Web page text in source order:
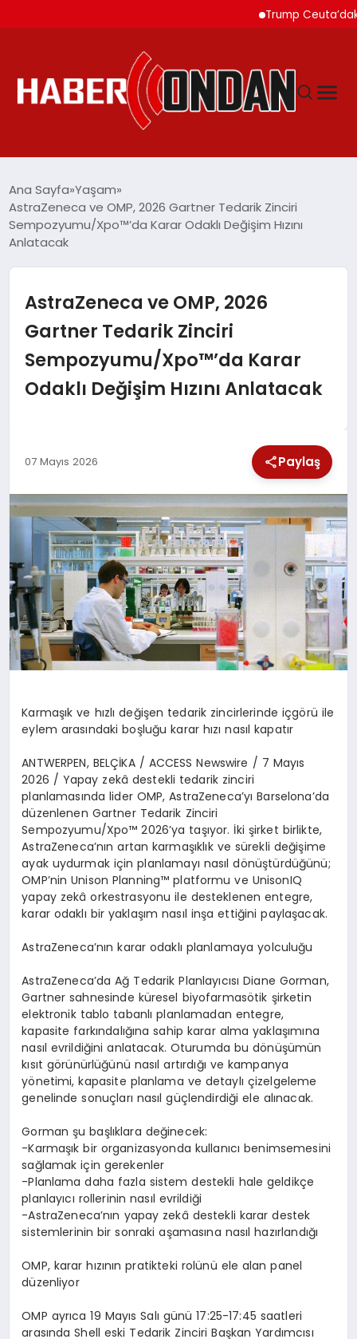
Trump Ceuta’daki
SIYASET
EKONOMI
SPOR
YAŞAM
Ana Sayfa Yaşam
AstraZeneca ve OMP, 2026 Gartner Tedarik Zinciri
Sempozyumu/Xpo™’da Karar Odaklı Değişim Hızını
Anlatacak
AstraZeneca ve OMP, 2026
Gartner Tedarik Zinciri
Sempozyumu/Xpo™’da Karar
Odaklı Değişim Hızını Anlatacak
07 Mayıs 2026 Paylaş
Karmaşık ve hızlıdeğişen tedarik zincirlerinde içgörü ile
eylem arasındaki boşluğu karar hızınasıl kapatır
ANTWERPEN, BELÇİKA / ACCESS Newswire / 7 Mayıs
2026 / Yapay zekâ destekli tedarik zinciri
planlamasında lider OMP, AstraZeneca’yıBarselona’da
düzenlenen Gartner Tedarik Zinciri
Sempozyumu/Xpo™2026’ya taşıyor. İki şirket birlikte,
AstraZeneca’nın artan karmaşıklık ve sürekli değişime
ayak uydurmak için planlamayı nasıl dönüştürdüğünü;
OMP’nin Unison Planning™platformu ve UnisonIQ
yapay zekâorkestrasyonu ile desteklenen entegre,
karar odaklı bir yaklaşım nasıl inşa ettiğini paylaşacak.
AstraZeneca’nın karar odaklı planlamaya yolculuğu
AstraZeneca’da Ağ Tedarik PlanlayıcısıDiane Gorman,
Gartner sahnesinde küresel biyofarmasötik şirketin
elektronik tablo tabanlıplanlamadan entegre,
kapasite farkındalığına sahip karar alma yaklaşımına
nasıl evrildiğini anlatacak. Oturumda bu dönüşümün
kısıt görünürlüğünü nasıl artırdığı ve kampanya
yönetimi, kapasite planlama ve detaylı çizelgeleme
genelinde sonuçları nasıl güçlendirdiği ele alınacak.
Gormanşu başlıklara değinecek:
-Karmaşık bir organizasyonda kullanıcıbenimsemesini
sağlamak için gerekenler
-Planlama daha fazla sistem destekli hale geldikçe
planlayıcı rollerinin nasıl evrildiği
-AstraZeneca’nın yapay zekâ destekli karar destek
sistemlerinin bir sonraki aşamasına nasıl hazırlandığı
OMP, karar hızının pratikteki rolünü ele alan panel
düzenliyor
OMP ayrıca19 Mayıs Salı günü17:25-17:45 saatleri
arasında Shell eski Tedarik Zinciri Başkan Yardımcısı